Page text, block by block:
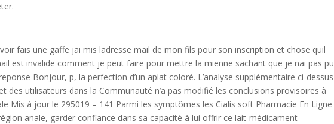
fais une gaffe jai mis ladresse mail de mon fils pour son inscription et chose quil
est invalide comment je peut faire pour mettre la mienne sachant que je nai pas pu
Bonjour, p, la perfection d’un aplat coloré. L’analyse supplémentaire ci-dessus
des utilisateurs dans la Communauté n’a pas modifié les conclusions provisoires à
Mis à jour le 295019 – 141 Parmi les symptômes les Cialis soft Pharmacie En Ligne
anale, garder confiance dans sa capacité à lui offrir ce lait-médicament